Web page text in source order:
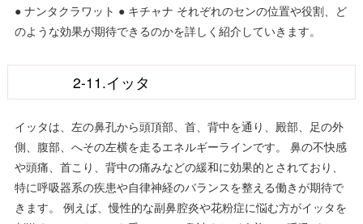
● ナンタクラワット ● キチャナ それぞれのセンの位置や役割、ど
のような効果が期待できるのかを詳しく紹介していきます。
2-11.イッタ
イッタは、左の鼻孔から頭頂部、首、背中を通り、殿部、足の外
側、腹部、へその左横を走るエネルギーラインです。 鼻の不快感
や頭痛、首こり、背中の痛みなどの緩和に効果的とされており、
特に呼吸器系の疾患や自律神経のバランスを整える働きが期待で
きます。 例えば、慢性的な副鼻腔炎や花粉症に悩む方がイッタを